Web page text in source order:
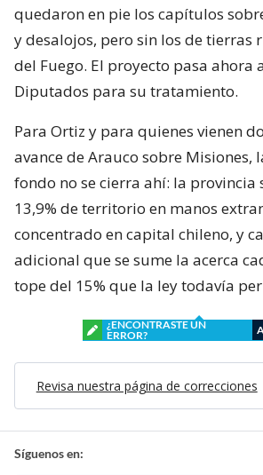
quedaron en pie los capítulos
y desalojos, pero sin los de tierras
del Fuego. El proyecto pasa ahora
Diputados para su tratamiento.
Para Ortiz y para quienes vienen
avance de Arauco sobre Misiones,
fondo no se cierra ahí: la provincia
13,9% de territorio en manos
concentrado en capital chileno, y
adicional que se sume la acerca
tope del 15% que la ley todavía
¿ENCONTRASTE UN
ERROR?
Revisa nuestra página de correcciones
Síguenos en: